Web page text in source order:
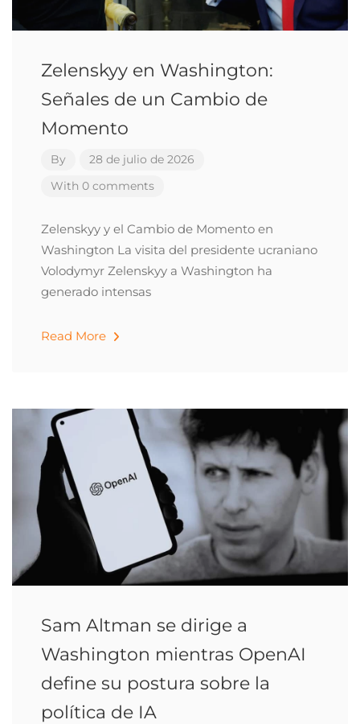
Zelenskyy en Washington:
Señales de un Cambio de
Momento
By
28 de julio de 2026
With 0 comments
Zelenskyy y el Cambio de Momento en
Washington La visita del presidente ucraniano
Volodymyr Zelenskyy a Washington ha
generado intensas
Read More
Sam Altman se dirige a
Washington mientras OpenAI
define su postura sobre la
política de IA